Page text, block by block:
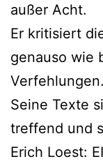
außer Acht.
Er kritisiert
genauso wie
Verfehlungen.
Seine Texte
treffend und
Erich Loest: